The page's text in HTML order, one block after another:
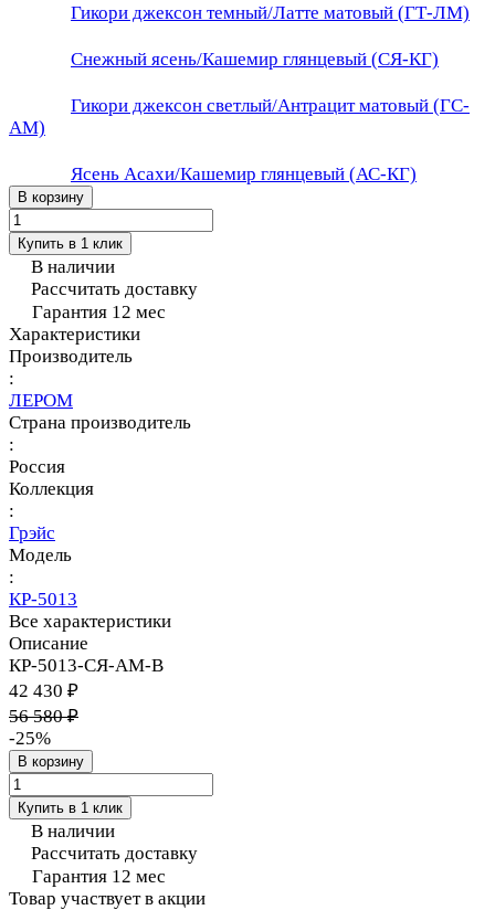
Гикори джексон темный/Латте матовый (ГТ-ЛМ)
Снежный ясень/Кашемир глянцевый (СЯ-КГ)
Гикори джексон светлый/Антрацит матовый (ГС-
АМ)
Ясень Асахи/Кашемир глянцевый (АС-КГ)
В корзину
Купить в 1 клик
В наличии
Рассчитать доставку
Гарантия 12 мес
Характеристики
Производитель
:
ЛЕРОМ
Страна производитель
:
Россия
Коллекция
:
Грэйс
Модель
:
КР-5013
Все характеристики
Описание
КР-5013-СЯ-АМ-В
42 430 ₽
56 580 ₽
-25%
В корзину
Купить в 1 клик
В наличии
Рассчитать доставку
Гарантия 12 мес
Товар участвует в акции